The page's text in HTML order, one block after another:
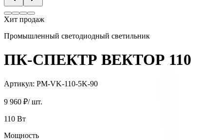
Хит продаж
Промышленный светодиодный светильник
ПК-СПЕКТР ВЕКТОР 110
Артикул: PM-VK-110-5K-90
9 960 ₽/ шт.
110 Вт
Мощность